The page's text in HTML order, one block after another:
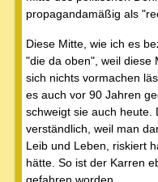
propagandamäßig als
Diese Mitte, wie ich es
"die da oben", weil diese
sich nichts vormachen
es auch vor 90 Jahren
schweigt sie auch heute.
verständlich, weil man
Leib und Leben, riskiert
hätte. So ist der Karren